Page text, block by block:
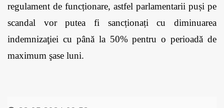
regulament de funcționare, astfel parlamentarii puși pe
scandal vor putea fi sancționați cu diminuarea
indemnizaţiei cu până la 50% pentru o perioadă de
maximum şase luni.